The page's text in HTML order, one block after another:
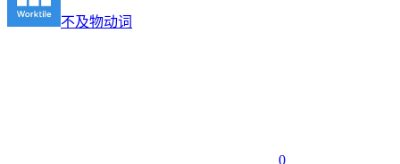
不及物动词
0